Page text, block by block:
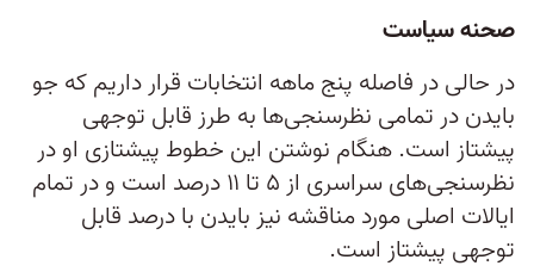
صحنه سیاست
در حالی در فاصله پنج ماهه انتخابات قرار داریم که جو
بایدن در تمامی نظرسنجی‌ها به طرز قابل توجهی
پیشتاز است. هنگام نوشتن این خطوط پیشتازی او در
نظرسنجی‌های سراسری از ۵ تا ۱۱ درصد است و در تمام
ایالات اصلی مورد مناقشه نیز بایدن با درصد قابل
توجهی پیشتاز است.